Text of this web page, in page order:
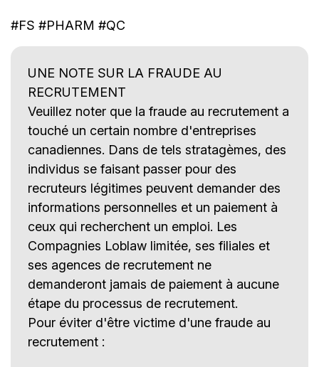
#FS #PHARM #QC
UNE NOTE SUR LA FRAUDE AU
RECRUTEMENT
Veuillez noter que la fraude au recrutement a
touché un certain nombre d'entreprises
canadiennes. Dans de tels stratagèmes, des
individus se faisant passer pour des
recruteurs légitimes peuvent demander des
informations personnelles et un paiement à
ceux qui recherchent un emploi. Les
Compagnies Loblaw limitée, ses filiales et
ses agences de recrutement ne
demanderont jamais de paiement à aucune
étape du processus de recrutement.
Pour éviter d'être victime d'une fraude au
recrutement :